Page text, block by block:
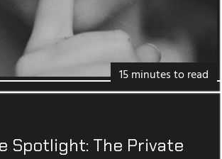
15 minutes to read
Spotlight: The Private